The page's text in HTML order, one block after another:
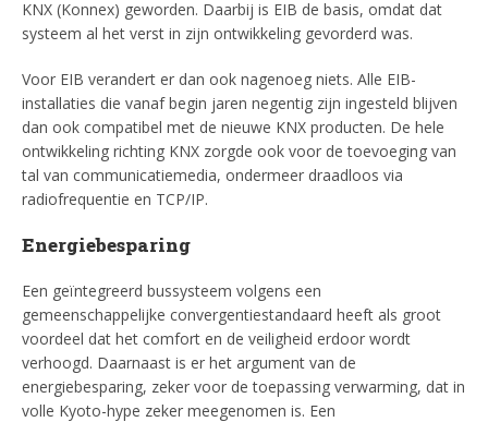
KNX (Konnex) geworden. Daarbij is EIB de basis, omdat dat
systeem al het verst in zijn ontwikkeling gevorderd was.
Voor EIB verandert er dan ook nagenoeg niets. Alle EIB-
installaties die vanaf begin jaren negentig zijn ingesteld blijven
dan ook compatibel met de nieuwe KNX producten. De hele
ontwikkeling richting KNX zorgde ook voor de toevoeging van
tal van communicatiemedia, ondermeer draadloos via
radiofrequentie en TCP/IP.
Energiebesparing
Een geïntegreerd bussysteem volgens een
gemeenschappelijke convergentiestandaard heeft als groot
voordeel dat het comfort en de veiligheid erdoor wordt
verhoogd. Daarnaast is er het argument van de
energiebesparing, zeker voor de toepassing verwarming, dat in
volle Kyoto-hype zeker meegenomen is. Een